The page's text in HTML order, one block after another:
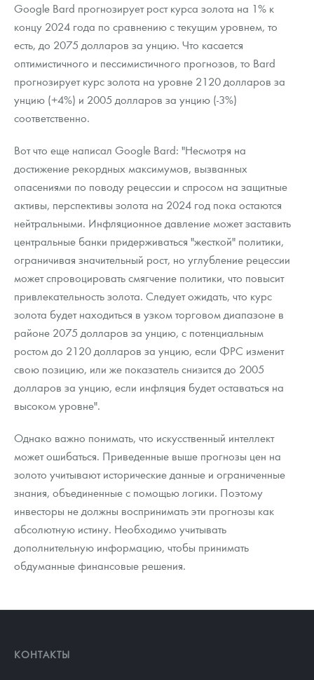
Google Bard прогнозирует рост курса золота на 1% к
концу 2024 года по сравнению с текущим уровнем, то
есть, до 2075 долларов за унцию. Что касается
оптимистичного и пессимистичного прогнозов, то Bard
прогнозирует курс золота на уровне 2120 долларов за
унцию (+4%) и 2005 долларов за унцию (-3%)
соответственно.
Вот что еще написал Google Bard: "Несмотря на
достижение рекордных максимумов, вызванных
опасениями по поводу рецессии и спросом на защитные
активы, перспективы золота на 2024 год пока остаются
нейтральными. Инфляционное давление может заставить
центральные банки придерживаться "жесткой" политики,
ограничивая значительный рост, но углубление рецессии
может спровоцировать смягчение политики, что повысит
привлекательность золота. Следует ожидать, что курс
золота будет находиться в узком торговом диапазоне в
районе 2075 долларов за унцию, с потенциальным
ростом до 2120 долларов за унцию, если ФРС изменит
свою позицию, или же показатель снизится до 2005
долларов за унцию, если инфляция будет оставаться на
высоком уровне".
Однако важно понимать, что искусственный интеллект
может ошибаться. Приведенные выше прогнозы цен на
золото учитывают исторические данные и ограниченные
знания, объединенные с помощью логики. Поэтому
инвесторы не должны воспринимать эти прогнозы как
абсолютную истину. Необходимо учитывать
дополнительную информацию, чтобы принимать
обдуманные финансовые решения.
КОНТАКТЫ